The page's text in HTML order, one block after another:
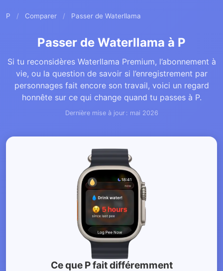
P / Comparer / Passer de Waterllama
Passer de Waterllama à P
Si tu reconsidères Waterllama Premium, l’abonnement à
vie, ou la question de savoir si l’enregistrement par
personnages fait encore son travail, voici un regard
honnête sur ce qui change quand tu passes à P.
Dernière mise à jour : mai 2026
Ce que P fait différemment